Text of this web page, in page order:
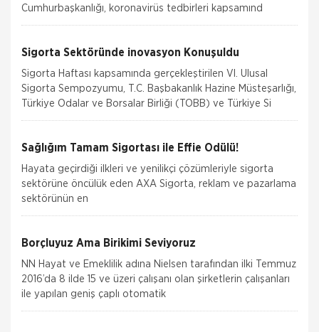
Cumhurbaşkanlığı, koronavirüs tedbirleri kapsamınd
Sigorta Sektöründe inovasyon Konuşuldu
Sigorta Haftası kapsamında gerçekleştirilen VI. Ulusal
Sigorta Sempozyumu, T.C. Başbakanlık Hazine Müsteşarlığı,
Türkiye Odalar ve Borsalar Birliği (TOBB) ve Türkiye Si
Sağlığım Tamam Sigortası ile Effie Ödülü!
Hayata geçirdiği ilkleri ve yenilikçi çözümleriyle sigorta
sektörüne öncülük eden AXA Sigorta, reklam ve pazarlama
sektörünün en
Borçluyuz Ama Birikimi Seviyoruz
NN Hayat ve Emeklilik adına Nielsen tarafından ilki Temmuz
2016’da 8 ilde 15 ve üzeri çalışanı olan şirketlerin çalışanları
ile yapılan geniş çaplı otomatik